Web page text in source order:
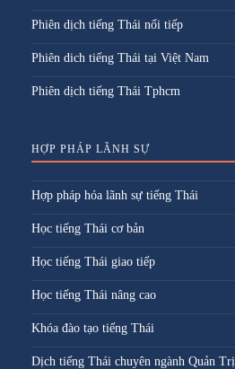
Phiên dịch tiếng Thái nối tiếp
Phiên dich tiếng Thái tại Việt Nam
Phiên dịch tiếng Thái Tphcm
HỢP PHÁP LÃNH SỰ
Hợp pháp hóa lãnh sự tiếng Thái
Học tiếng Thái cơ bản
Học tiếng Thái giao tiếp
Học tiếng Thái nâng cao
Khóa đào tạo tiếng Thái
Dịch tiếng Thái chuyên ngành Quản Trị